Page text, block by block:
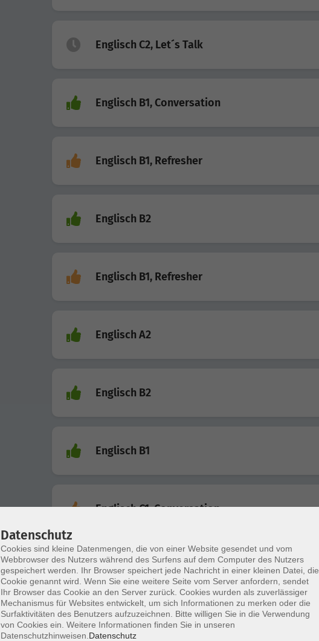
Englisch C2, Let´s Talk
Englisch B1, Conversation
Englisch B1, Refresher
Englisch B2
Englisch B1, Refresher
Englisch A2
Englisch B2
Englisch B1
Englisch C1, Conversation
Englisch B2/C1, Intercultural Communication
Englisch A2
Datenschutz
Cookies sind kleine Datenmengen, die von einer Website gesendet und vom
Webbrowser des Nutzers während des Surfens auf dem Computer des Nutzers
gespeichert werden. Ihr Browser speichert jede Nachricht in einer kleinen Datei, die
Cookie genannt wird. Wenn Sie eine weitere Seite vom Server anfordern, sendet
Ihr Browser das Cookie an den Server zurück. Cookies wurden als zuverlässiger
Mechanismus für Websites entwickelt, um sich Informationen zu merken oder die
Surfaktivitäten des Benutzers aufzuzeichnen. Bitte willigen Sie in die Verwendung
von Cookies ein. Weitere Informationen finden Sie in unseren
Datenschutzhinweisen. Datenschutz